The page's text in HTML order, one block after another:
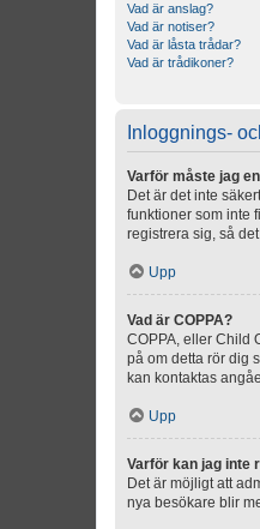
Vad är anslag?
Vad är notiser?
Vad är låsta trådar?
Vad är trådikoner?
Inloggnings-
Varför måste jag
Det är det inte
funktioner som inte
registrera sig, så
Upp
Vad är COPPA?
COPPA, eller Child
på om detta rör dig
kan kontaktas
Upp
Varför kan jag inte
Det är möjligt att
nya besökare blir